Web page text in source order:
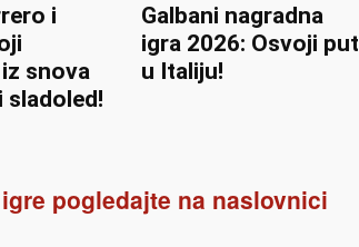
i
snova
sladoled!
Galbani nagradna
igra 2026: Osvoji put
u Italiju!
pogledajte na naslovnici